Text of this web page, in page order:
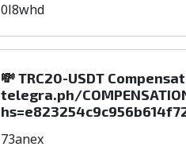
0l8whd
💸 TRC20-USDT
telegra.ph/
73anex